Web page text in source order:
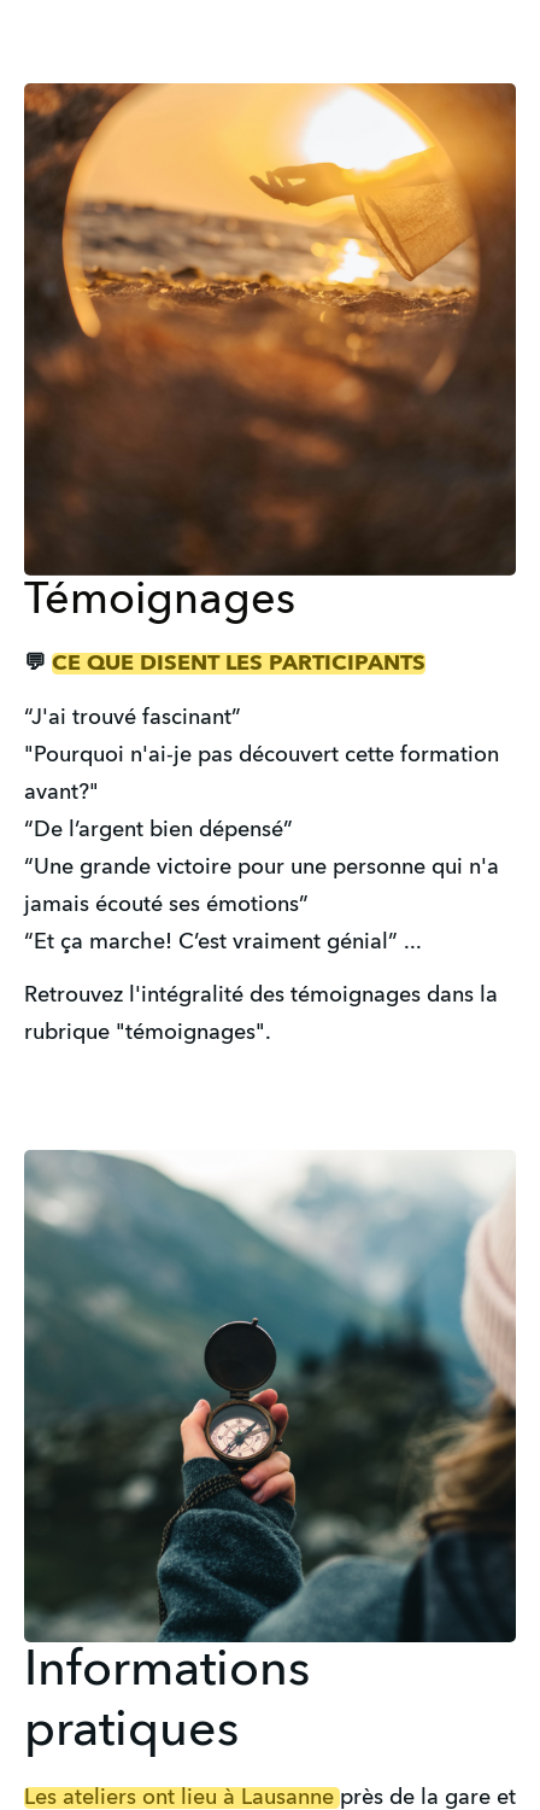
Témoignages
💬 CE QUE DISENT LES PARTICIPANTS
“J'ai trouvé fascinant”
"Pourquoi n'ai-je pas découvert cette formation
avant?"
“De l’argent bien dépensé”
“Une grande victoire pour une personne qui n'a
jamais écouté ses émotions”
“Et ça marche! C’est vraiment génial” ...
Retrouvez l'intégralité des témoignages dans la
rubrique "témoignages".
Informations
pratiques
Les ateliers ont lieu à Lausanne près de la gare et